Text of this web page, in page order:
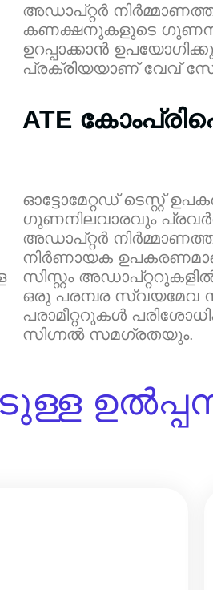
അഡാപ്റ്റർ
കണക്ഷനുകളുടെ
ഉറപ്പാക്കാൻ
പ്രക്രിയയാണ് വേവ്
ATE
ഓട്ടോമേറ്റഡ് ടെസ്റ്റ്
ഗുണനിലവാരവും
അഡാപ്റ്റർ
നിർണായക
സിസ്റ്റം
ഒരു പരമ്പര സ്വയമേവ
പരാമീറ്ററുകൾ
സിഗ്നൽ സമഗ്രതയും.